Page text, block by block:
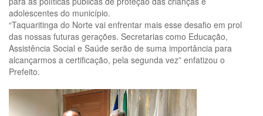
adolescentes do município.
“Taquaritinga do Norte vai enfrentar mais esse desafio em prol
das nossas futuras gerações. Secretarias como Educação,
Assistência Social e Saúde serão de suma importância para
alcançarmos a certificação, pela segunda vez” enfatizou o
Prefeito.